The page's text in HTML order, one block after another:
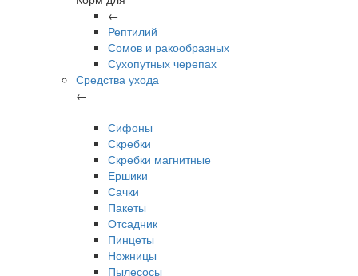
←
Рептилий
Сомов и ракообразных
Сухопутных черепах
Средства ухода
←
Сифоны
Скребки
Скребки магнитные
Ершики
Сачки
Пакеты
Отсадник
Пинцеты
Ножницы
Пылесосы